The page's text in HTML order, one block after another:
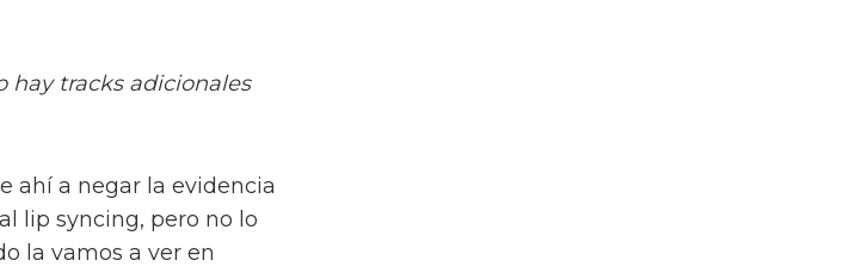
hay tracks adicionales
ahí a negar la evidencia
lip syncing, pero no lo
la vamos a ver en